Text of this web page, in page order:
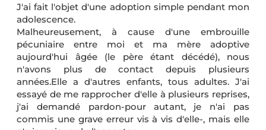
J'ai fait l'objet d'une adoption simple pendant mon
adolescence.
Malheureusement, à cause d'une embrouille
pécuniaire entre moi et ma mère adoptive
aujourd'hui âgée (le père étant décédé), nous
n'avons plus de contact depuis plusieurs
années.Elle a d'autres enfants, tous adultes. J'ai
essayé de me rapprocher d'elle à plusieurs reprises,
j'ai demandé pardon-pour autant, je n'ai pas
commis une grave erreur vis à vis d'elle-, mais elle